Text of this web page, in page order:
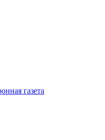
газета